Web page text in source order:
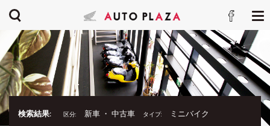
検索結果: 区分: 新車 ・ 中古車 タイプ: ミニバイク